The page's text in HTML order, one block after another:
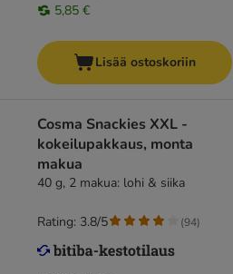
5,85 €
Lisää ostoskoriin
Cosma Snackies XXL -
kokeilupakkaus, monta
makua
40 g, 2 makua: lohi & siika
Rating: 3.8/5 (94)